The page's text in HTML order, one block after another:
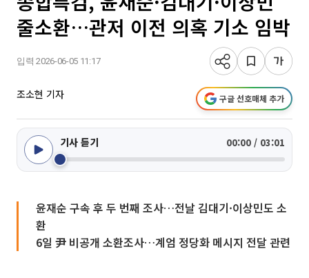
줄소환…관저 이전 의혹 기소 임박
입력 2026-06-05 11:17
조소현 기자 구글 선호매체 추가
기사 듣기 00:00 / 03:01
윤재순 구속 후 두 번째 조사…전날 김대기·이상민도 소
환
6일 尹 비공개 소환조사…계엄 정당화 메시지 전달 관련